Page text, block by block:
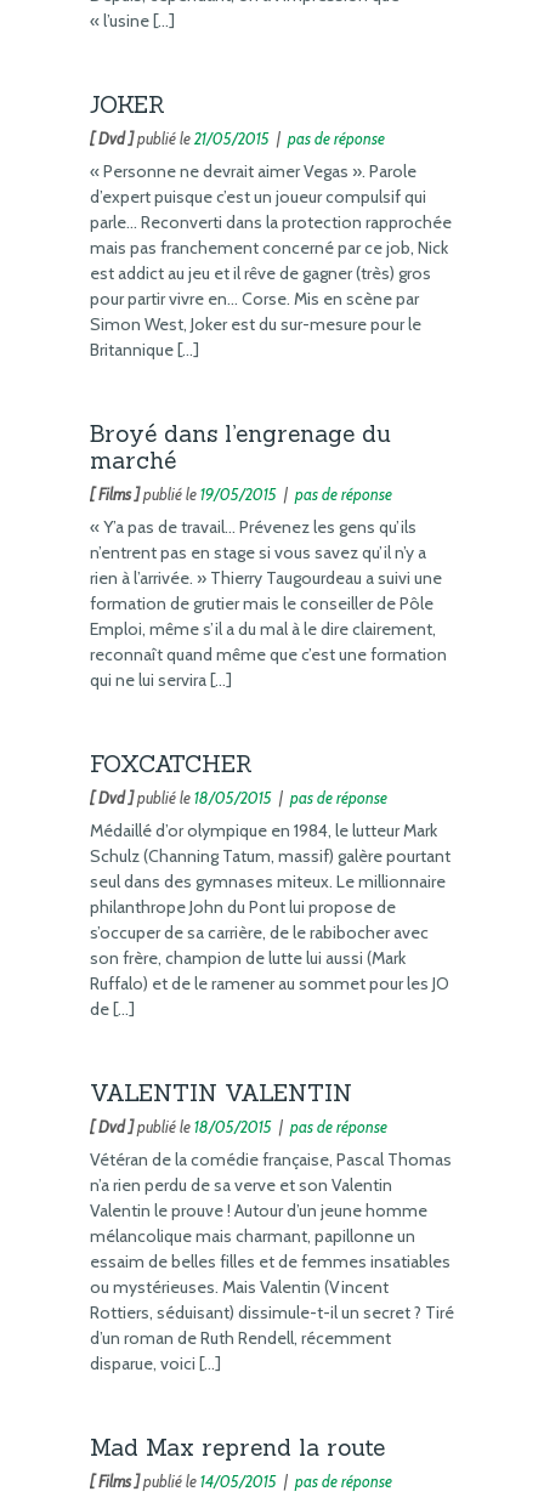
« l’usine […]
JOKER
[ Dvd ]publié le21/05/2015 | pas de réponse
« Personne ne devrait aimer Vegas ». Parole
d’expert puisque c’est un joueur compulsif qui
parle… Reconverti dans la protection rapprochée
mais pas franchement concerné par ce job, Nick
est addict au jeu et il rêve de gagner (très) gros
pour partir vivre en… Corse. Mis en scène par
Simon West, Joker est du sur-mesure pour le
Britannique […]
Broyé dans l’engrenage du
marché
[ Films ]publié le19/05/2015 | pas de réponse
« Y’a pas de travail… Prévenez les gens qu’ils
n’entrent pas en stage si vous savez qu’il n’y a
rien à l’arrivée. » Thierry Taugourdeau a suivi une
formation de grutier mais le conseiller de Pôle
Emploi, même s’il a du mal à le dire clairement,
reconnaît quand même que c’est une formation
qui ne lui servira […]
FOXCATCHER
[ Dvd ]publié le18/05/2015 | pas de réponse
Médaillé d’or olympique en 1984, le lutteur Mark
Schulz (Channing Tatum, massif) galère pourtant
seul dans des gymnases miteux. Le millionnaire
philanthrope John du Pont lui propose de
s’occuper de sa carrière, de le rabibocher avec
son frère, champion de lutte lui aussi (Mark
Ruffalo) et de le ramener au sommet pour les JO
de […]
VALENTIN VALENTIN
[ Dvd ]publié le18/05/2015 | pas de réponse
Vétéran de la comédie française, Pascal Thomas
n’a rien perdu de sa verve et son Valentin
Valentin le prouve ! Autour d’un jeune homme
mélancolique mais charmant, papillonne un
essaim de belles filles et de femmes insatiables
ou mystérieuses. Mais Valentin (Vincent
Rottiers, séduisant) dissimule-t-il un secret ? Tiré
d’un roman de Ruth Rendell, récemment
disparue, voici […]
Mad Max reprend la route
[ Films ]publié le14/05/2015 | pas de réponse